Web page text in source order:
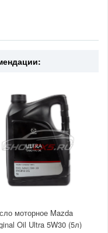
моторное Mazda
Oil Ultra 5W30 (5л)